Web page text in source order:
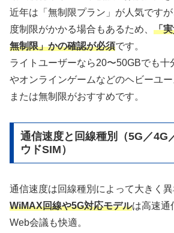
近年は「無制限プラン」が人気です
度制限がかかる場合もあるため、 「
無制限」かの確認が必須です。
ライトユーザーなら20〜50GBでも十
やオンラインゲームなどのヘビーユ
または無制限がおすすめです。
通信速度と回線種別（5G／4G
ウドSIM）
通信速度は回線種別によって大きく異
WiMAX回線や5G対応モデルは高速通
Web会議も快適。